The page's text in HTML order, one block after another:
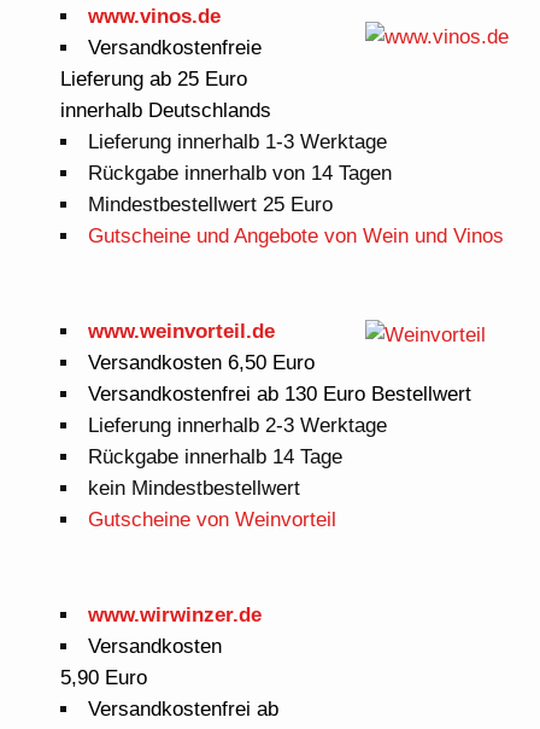
www.vinos.de
Versandkostenfreie
Lieferung ab 25 Euro
innerhalb Deutschlands
Lieferung innerhalb 1-3 Werktage
Rückgabe innerhalb von 14 Tagen
Mindestbestellwert 25 Euro
Gutscheine und Angebote von Wein und Vinos
www.weinvorteil.de
Versandkosten 6,50 Euro
Versandkostenfrei ab 130 Euro Bestellwert
Lieferung innerhalb 2-3 Werktage
Rückgabe innerhalb 14 Tage
kein Mindestbestellwert
Gutscheine von Weinvorteil
www.wirwinzer.de
Versandkosten
5,90 Euro
Versandkostenfrei ab